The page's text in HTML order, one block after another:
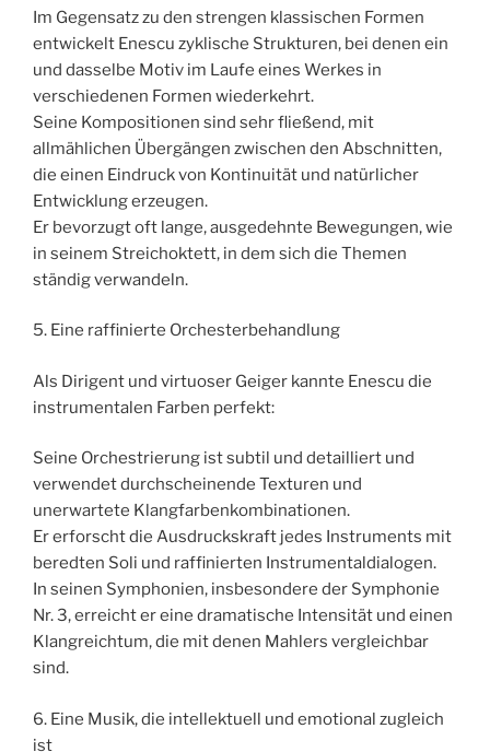
Im Gegensatz zu den strengen klassischen Formen
entwickelt Enescu zyklische Strukturen, bei denen ein
und dasselbe Motiv im Laufe eines Werkes in
verschiedenen Formen wiederkehrt.
Seine Kompositionen sind sehr fließend, mit
allmählichen Übergängen zwischen den Abschnitten,
die einen Eindruck von Kontinuität und natürlicher
Entwicklung erzeugen.
Er bevorzugt oft lange, ausgedehnte Bewegungen, wie
in seinem Streichoktett, in dem sich die Themen
ständig verwandeln.
5. Eine raffinierte Orchesterbehandlung
Als Dirigent und virtuoser Geiger kannte Enescu die
instrumentalen Farben perfekt:
Seine Orchestrierung ist subtil und detailliert und
verwendet durchscheinende Texturen und
unerwartete Klangfarbenkombinationen.
Er erforscht die Ausdruckskraft jedes Instruments mit
beredten Soli und raffinierten Instrumentaldialogen.
In seinen Symphonien, insbesondere der Symphonie
Nr. 3, erreicht er eine dramatische Intensität und einen
Klangreichtum, die mit denen Mahlers vergleichbar
sind.
6. Eine Musik, die intellektuell und emotional zugleich
ist